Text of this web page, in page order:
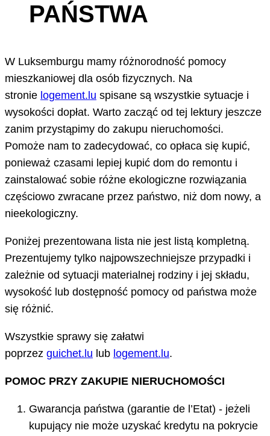
PAŃSTWA
W Luksemburgu mamy różnorodność pomocy
mieszkaniowej dla osób fizycznych. Na
stronie logement.lu spisane są wszystkie sytuacje i
wysokości dopłat. Warto zacząć od tej lektury jeszcze
zanim przystąpimy do zakupu nieruchomości.
Pomoże nam to zadecydować, co opłaca się kupić,
ponieważ czasami lepiej kupić dom do remontu i
zainstalować sobie różne ekologiczne rozwiązania
częściowo zwracane przez państwo, niż dom nowy, a
nieekologiczny.
Poniżej prezentowana lista nie jest listą kompletną.
Prezentujemy tylko najpowszechniejsze przypadki i
zależnie od sytuacji materialnej rodziny i jej składu,
wysokość lub dostępność pomocy od państwa może
się różnić.
Wszystkie sprawy się załatwi
poprzez guichet.lu lub logement.lu.
POMOC PRZY ZAKUPIE NIERUCHOMOŚCI
Gwarancja państwa (garantie de l’Etat) - jeżeli
kupujący nie może uzyskać kredytu na pokrycie